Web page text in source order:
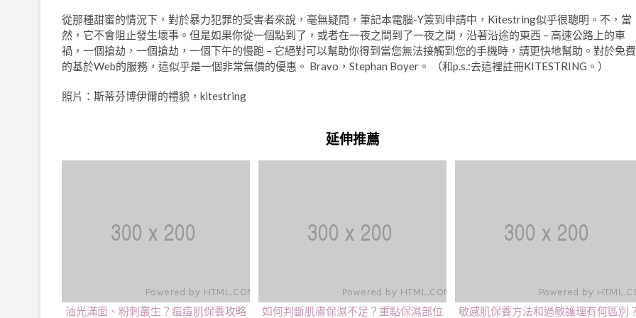
從那種甜蜜的情況下，對於暴力犯罪的受害者來說，毫無疑問，筆記本電腦-Y簽到申請中，Kitestring似乎很聰明。不，當
然，它不會阻止發生壞事。但是如果你從一個點到了，或者在一夜之間到了一夜之間，沿著沿途的東西 – 高速公路上的車
禍，一個搶劫，一個搶劫，一個下午的慢跑 – 它絕對可以幫助你得到當您無法接觸到您的手機時，請更快地幫助。對於免費
的基於Web的服務，這似乎是一個非常無價的優惠。 Bravo，Stephan Boyer。 （和p.s.:去這裡註冊KITESTRING。）
照片：斯蒂芬博伊爾的禮貌，kitestring
延伸推薦
油光滿面、粉刺叢生？痘痘肌保養攻略 如何判斷肌膚保濕不足？重點保濕部位 敏感肌保養方法和過敏護理有何區別